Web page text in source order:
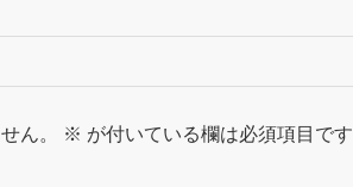
ん。 ※ が付いている欄は必須項目です